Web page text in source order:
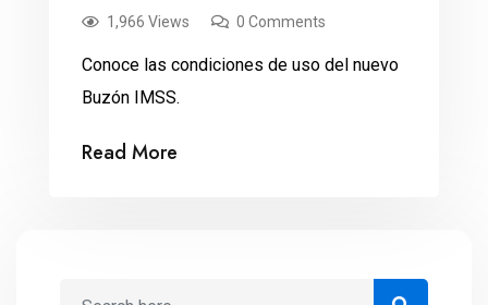
1,966 Views
0 Comments
Conoce las condiciones de uso del nuevo
Buzón IMSS.
Read More